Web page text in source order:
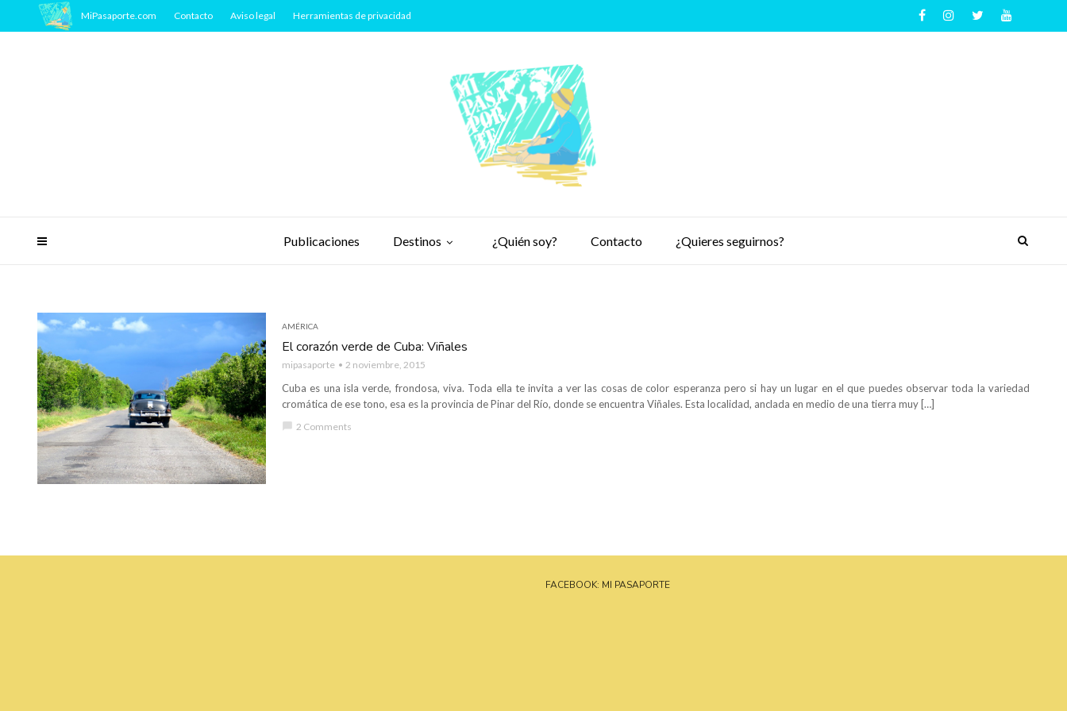
Publicaciones Destinos ¿Quién soy? Contacto ¿Quieres seguirnos?
MiPasaporte.com Contacto Aviso legal Herramientas de privacidad
AMÉRICA
El corazón verde de Cuba: Viñales
mipasaporte 2 noviembre, 2015
Cuba es una isla verde, frondosa, viva. Toda ella te invita a ver las cosas de color esperanza pero si hay un lugar en el que puedes observar toda la variedad
cromática de ese tono, esa es la provincia de Pinar del Río, donde se encuentra Viñales. Esta localidad, anclada en medio de una tierra muy […]
chat_bubble 2 Comments
FACEBOOK: MI PASAPORTE